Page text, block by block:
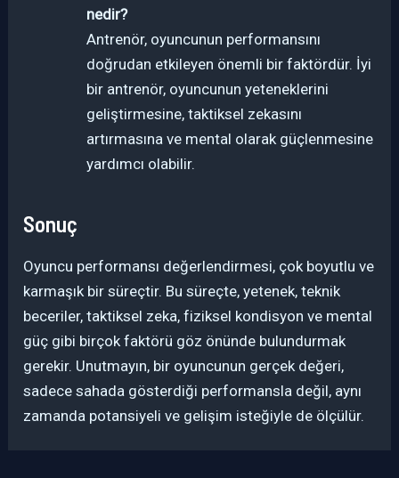
nedir?
Antrenör, oyuncunun performansını
doğrudan etkileyen önemli bir faktördür. İyi
bir antrenör, oyuncunun yeteneklerini
geliştirmesine, taktiksel zekasını
artırmasına ve mental olarak güçlenmesine
yardımcı olabilir.
Sonuç
Oyuncu performansı değerlendirmesi, çok boyutlu ve
karmaşık bir süreçtir. Bu süreçte, yetenek, teknik
beceriler, taktiksel zeka, fiziksel kondisyon ve mental
güç gibi birçok faktörü göz önünde bulundurmak
gerekir. Unutmayın, bir oyuncunun gerçek değeri,
sadece sahada gösterdiği performansla değil, aynı
zamanda potansiyeli ve gelişim isteğiyle de ölçülür.